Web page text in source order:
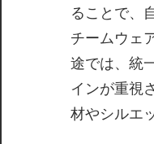
ることで、
チームウェ
途では、統
インが重視
材やシルエ